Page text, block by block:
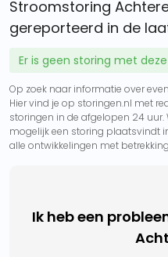
Stroomstoring
gereporteerd in de
Er is geen storing met
Op zoek naar informatie over
Hier vind je op storingen.nl met
storingen in de afgelopen 24 uur.
mogelijk een storing plaatsvindt
alle ontwikkelingen met
Ik heb een